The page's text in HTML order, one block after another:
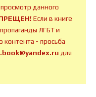
данного
Если в книге
ЛГБТ и
контента - просьба
для